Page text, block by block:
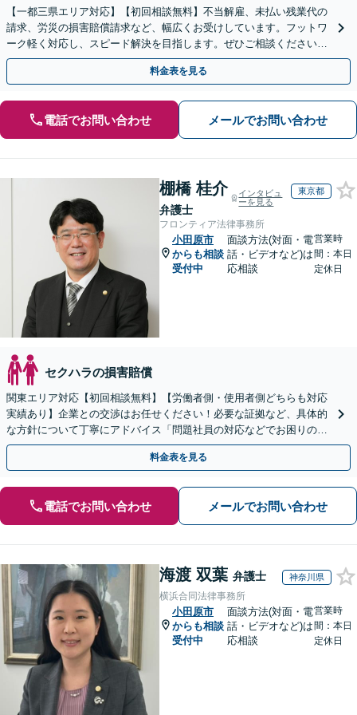
【一都三県エリア対応】【初回相談無料】不当解雇、未払い残業代の
請求、労災の損害賠償請求など、幅広くお受けしています。フットワ
ーク軽く対応し、スピード解決を目指します。ぜひご相談ください。
【電話相談可】【WEB面談可】【休日面談可】
料金表を見る
電話でお問い合わせ メールでお問い合わせ
棚橋 桂介
弁護士
インタビュ
ーを見る
東京都
フロンティア法律事務所
小田原市
からも相談
受付中
面談方法(対面・電
話・ビデオなど)は
応相談
営業時
間：本日
定休日
セクハラの損害賠償
関東エリア対応【初回相談無料】【労働者側・使用者側どちらも対応
実績あり】企業との交渉はお任せください！必要な証拠など、具体的
な方針について丁寧にアドバイス「問題社員の対応などでお困りの企
業さまも、ぜひご相談ください」【休日・夜間相談可】
料金表を見る
電話でお問い合わせ メールでお問い合わせ
海渡 双葉 弁護士 神奈川県
横浜合同法律事務所
小田原市
からも相談
受付中
面談方法(対面・電
話・ビデオなど)は
応相談
営業時
間：本日
定休日